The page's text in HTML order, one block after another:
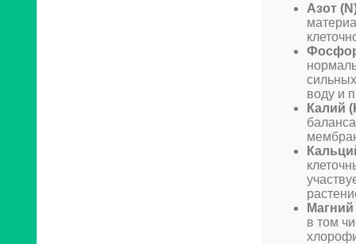
Азот
воду и
Калий
Магний
в том